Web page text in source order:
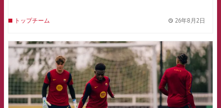
トップチーム 26年8月2日
FCB Barcelona badge